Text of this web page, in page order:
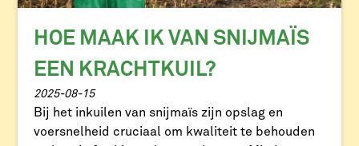
HOE MAAK IK VAN SNIJMAÏS
EEN KRACHTKUIL?
2025-08-15
Bij het inkuilen van snijmaïs zijn opslag en
voersnelheid cruciaal om kwaliteit te behouden